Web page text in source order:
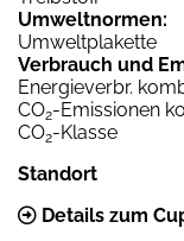
Umweltnormen:
Umweltplakette
Verbrauch und
Energieverbr.
CO2-Emissionen
CO2-Klasse
Standort
Details zum